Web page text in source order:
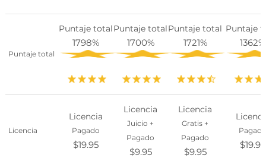
Puntaje total
Puntaje total
1798%
Puntaje total
1700%
Puntaje total
1721%
Puntaje
1362%
Licencia
Licencia
Pagado
$19.95
Licencia
Juicio +
Pagado
$9.95
Licencia
Gratis +
Pagado
$9.95
$19.95